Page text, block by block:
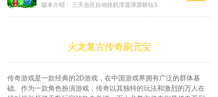
版本介绍： 三天合区自动挂机浑源渾源斩仙3
火龙复古传奇刷元宝
传奇游戏是一款经典的2D游戏，在中国游戏界拥有广泛的群体基
础。作为一款角色扮演游戏，传奇以其独特的玩法和激烈的万人在